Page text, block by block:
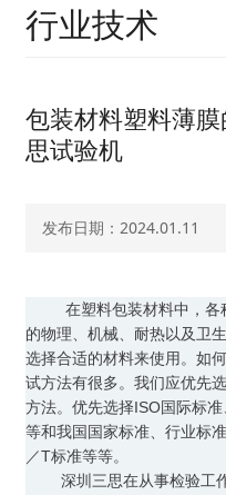
行业技术
包装材料塑料薄
思试验机
发布日期：2024.01.11
在塑料包装材料中，各种
的物理、机械、耐热以及卫
选择合适的材料来使用。如
试方法有很多。我们应优先
方法。优先选择ISO国际标
等和我国国家标准、行业标
／T标准等等。
深圳三思在从事检验工作